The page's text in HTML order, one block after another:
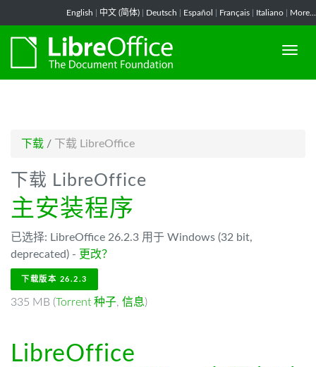
English 中文 (简体) Deutsch Español Français Italiano More...
下载 / 下载 LibreOffice
下载 LibreOffice
主安装程序
已选择: LibreOffice 26.2.3 用于 Windows (32 bit,
deprecated) - 更改？
下载版本 26.2.3
335 MB (Torrent 种子, 信息)
LibreOffice